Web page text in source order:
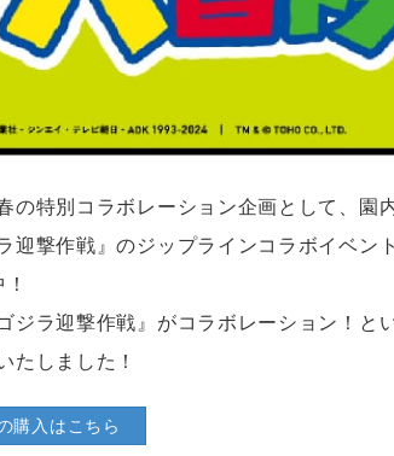
特別コラボレーション企画として、園
撃作戦』のジップラインコラボイベント
ラ迎撃作戦』がコラボレーション！と
たしました！
購入はこちら